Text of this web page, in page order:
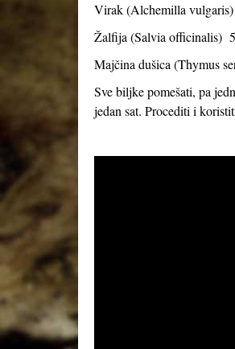
Virak (Alchemilla vulgaris
Žalfija (Salvia officinalis)
Majčina dušica (Thymus
Sve biljke pomešati, pa
jedan sat. Procediti i